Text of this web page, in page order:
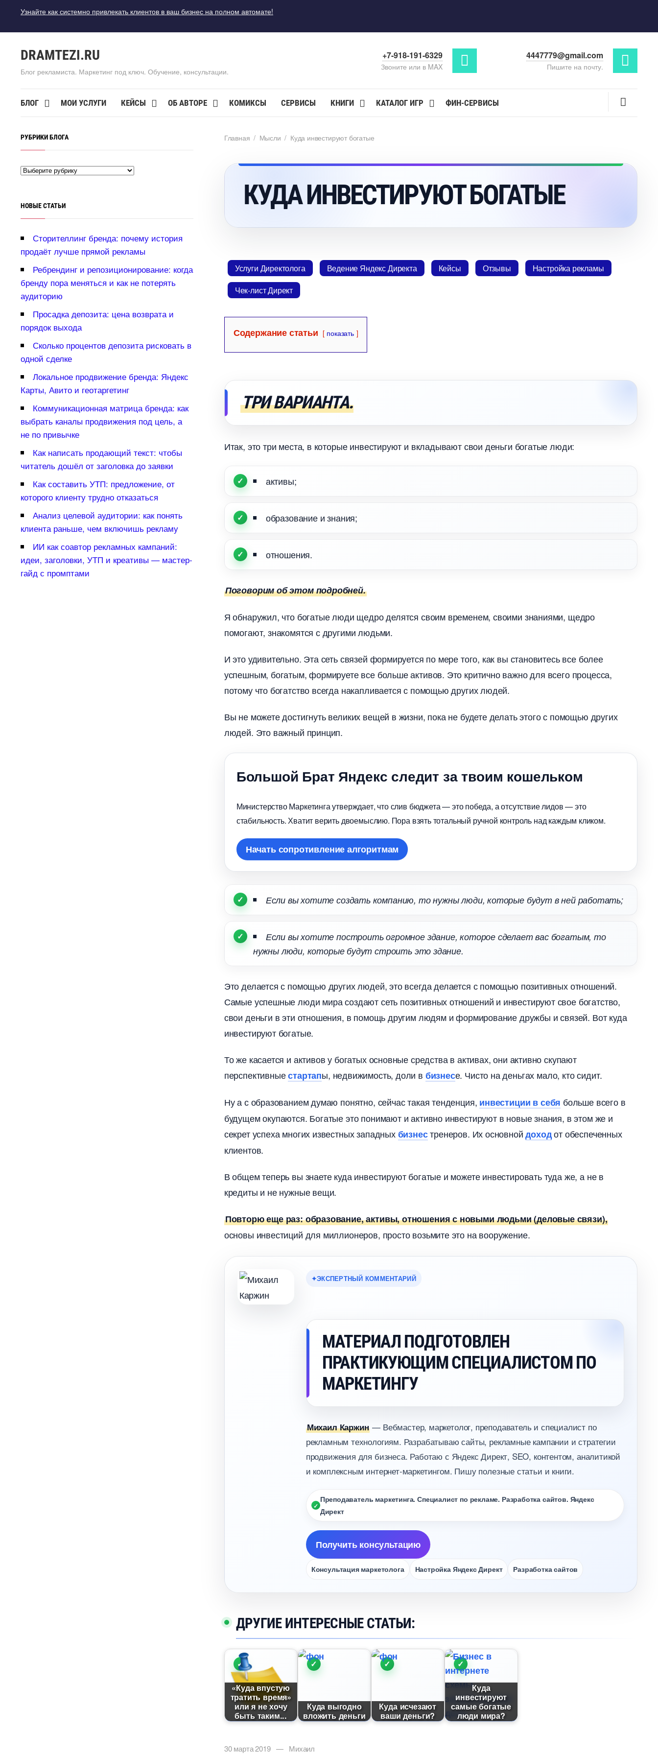
Узнайте как системно привлекать клиентов в ваш бизнес на полном автомате!
DRAMTEZI.RU
Блог рекламиста. Маркетинг под ключ. Обучение, консультации.
+7-918-191-6329
Звоните или в MAX
4447779@gmail.com
Пишите на почту.
БЛОГ МОИ УСЛУГИ КЕЙСЫ ОБ АВТОРЕ КОМИКСЫ СЕРВИСЫ КНИГИ КАТАЛОГ ИГР ФИН-СЕРВИСЫ
Главная / Мысли / Куда инвестируют богатые
КУДА ИНВЕСТИРУЮТ БОГАТЫЕ
Услуги Директолога едение Яндекс Директа Кейсы Отзывы
Настройка рекламы
Чек-лист Директ
Содержание статьи показать
ТРИ ВАРИАНТА.
Итак, это три места, в которые инвестируют и вкладывают свои деньги богатые люди:
активы;
образование и знания;
отношения.
Поговорим об этом подробней.
Я обнаружил, что богатые люди щедро делятся своим временем, своими знаниями, щедро
помогают, знакомятся с другими людьми.
И это удивительно. Эта сеть связей формируется по мере того, как вы становитесь все более
успешным, богатым, формируете все больше активов. Это критично важно для всего процесса,
потому что богатство всегда накапливается с помощью других людей.
ы не можете достигнуть великих вещей в жизни, пока не будете делать этого с помощью других
людей. Это важный принцип.
Большой Брат Яндекс следит за твоим кошельком
Министерство Маркетинга утверждает, что слив бюджета — это победа, а отсутствие лидов — это
стабильность. Хватит верить двоемыслию. Пора взять тотальный ручной контроль над каждым кликом.
Начать сопротивление алгоритмам
Если вы хотите создать компанию, то нужны люди, которые будут в ней работать;
Если вы хотите построить огромное здание, которое сделает вас богатым, то
нужны люди, которые будут строить это здание.
Это делается с помощью других людей, это всегда делается с помощью позитивных отношений.
Самые успешные люди мира создают сеть позитивных отношений и инвестируют свое богатство,
свои деньги в эти отношения, в помощь другим людям и формирование дружбы и связей. Вот куда
инвестируют богатые.
То же касается и активов у богатых основные средства в активах, они активно скупают
перспективныестартапы, недвижимость, доли изнесе. Чисто на деньгах мало, кто сидит.
Ну а с образованием думаю понятно, сейчас такая тенденция, инвестиции в себя ольше всего
удущем окупаются. Богатые это понимают и активно инвестируют в новые знания, в этом же и
секрет успеха многих известных западныхизнестренеров. Их основнойдоходот обеспеченных
клиентов.
общем теперь вы знаете куда инвестируют богатые и можете инвестировать туда же, а не
кредиты и не нужные вещи.
Повторю еще раз: образование, активы, отношения с новыми людьми (деловые связи),
основы инвестиций для миллионеров, просто возьмите это на вооружение.
ЭКСПЕРТНЫЙ КОММЕНТАРИЙ
МАТЕРИАЛ ПОДГОТОВЛЕН
ПРАКТИКУЮЩИМ СПЕЦИАЛИСТОМ ПО
МАРКЕТИНГУ
Михаил Каржин — Вебмастер, маркетолог, преподаватель и специалист по
рекламным технологиям. Разрабатываю сайты, рекламные кампании и стратегии
продвижения для бизнеса. Работаю с Яндекс Директ, SEO, контентом, аналитикой
и комплексным интернет-маркетингом. Пишу полезные статьи и книги.
Преподаватель маркетинга. Специалист по рекламе. Разработка сайтов. Яндекс
Директ
Получить консультацию
Консультация маркетолога Настройка Яндекс Директ Разработка сайто
ДРУГИЕ ИНТЕРЕСНЫЕ СТАТЬИ:
«Куда впустую
тратить время»
или я не хочу
ыть таким...
Куда выгодно
ложить деньги
Куда исчезают
аши деньги?
Куда
инвестируют
самые богатые
люди мира?
30 марта 2019 — Михаил
РУБРИКИ БЛОГА
НОВЫЕ СТАТЬИ
Сторителлинг бренда: почему история
продаёт лучше прямой рекламы
Ребрендинг и репозиционирование: когда
ренду пора меняться и как не потерять
аудиторию
Просадка депозита: цена возврата и
порядок выхода
Сколько процентов депозита рисковать
одной сделке
Локальное продвижение бренда: Яндекс
Карты, Авито и геотаргетин
Коммуникационная матрица бренда: как
ыбрать каналы продвижения под цель, а
не по привычке
Как написать продающий текст: чтобы
читатель дошёл от заголовка до заявки
Как составить УТП: предложение, от
которого клиенту трудно отказаться
Анализ целевой аудитории: как понять
клиента раньше, чем включишь рекламу
ИИ как соавтор рекламных кампаний:
идеи, заголовки, УТП и креативы — мастер-
айд с промптами